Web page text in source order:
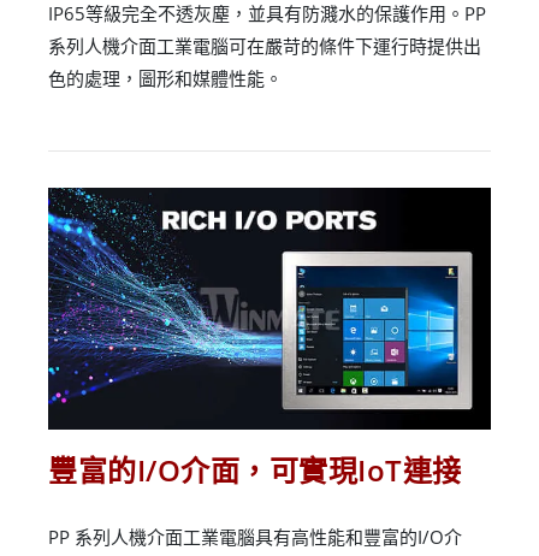
IP65等級完全不透灰塵，並具有防濺水的保護作用。PP
系列人機介面工業電腦可在嚴苛的條件下運行時提供出
色的處理，圖形和媒體性能。
豐富的I/O介面，可實現IoT連接
PP 系列人機介面工業電腦具有高性能和豐富的I/O介